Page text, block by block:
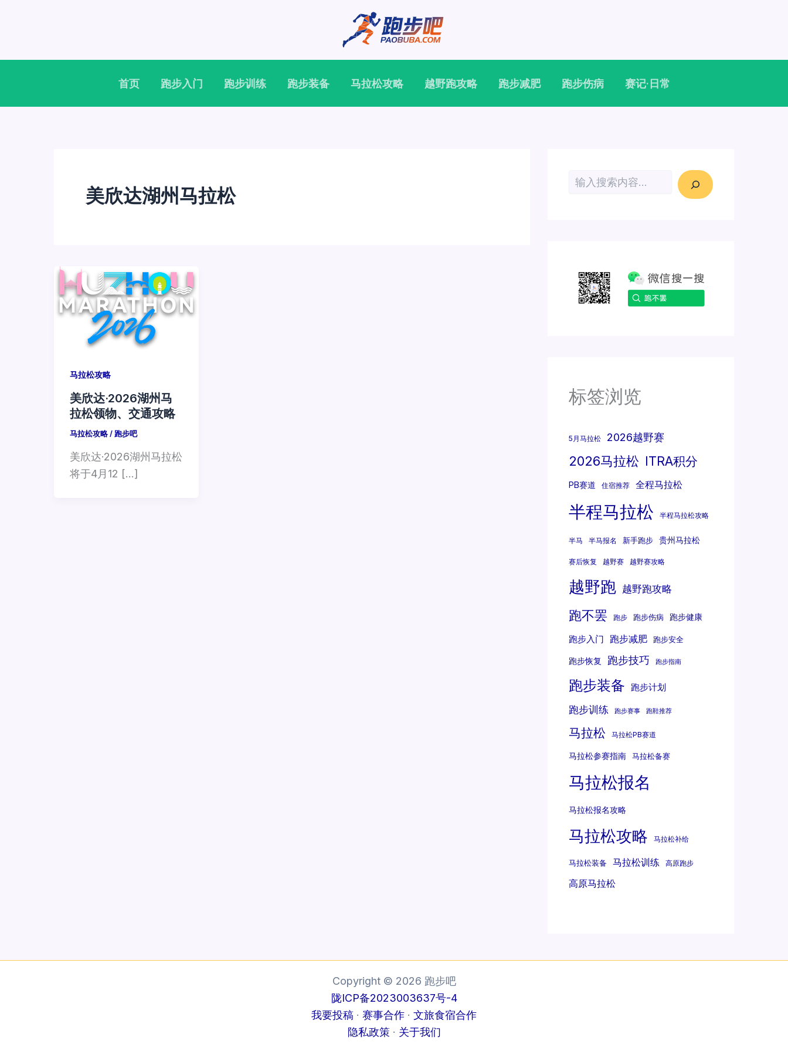
容
首页
跑步入门 跑步训练 跑步装备 马拉松攻略 越野跑攻略 跑步减肥 跑步伤病 赛记·日常
美欣达湖州马拉松
马拉松攻略
美欣达·2026湖州马
拉松领物、交通攻略
马拉松攻略/ 跑步吧
美欣达·2026湖州马拉松
将于4月12 […]
搜索
标签浏览
5月马拉松 2026越野赛
2026马拉松 ITRA积分
PB赛道 住宿推荐 全程马拉松
半程马拉松 半程马拉松攻略
半马 半马报名 新手跑步 贵州马拉松
赛后恢复 越野赛 越野赛攻略
越野跑 越野跑攻略
跑不罢 跑步 跑步伤病 跑步健康
跑步入门 跑步减肥 跑步安全
跑步恢复 跑步技巧 跑步指南
跑步装备 跑步计划
跑步训练 跑步赛事 跑鞋推荐
马拉松 马拉松PB赛道
马拉松参赛指南 马拉松备赛
马拉松报名
马拉松报名攻略
马拉松攻略 马拉松补给
马拉松装备 马拉松训练 高原跑步
高原马拉松
Copyright © 2026 跑步吧
陇ICP备2023003637号-4
我要投稿 · 赛事合作 · 文旅食宿合作
隐私政策· 关于我们